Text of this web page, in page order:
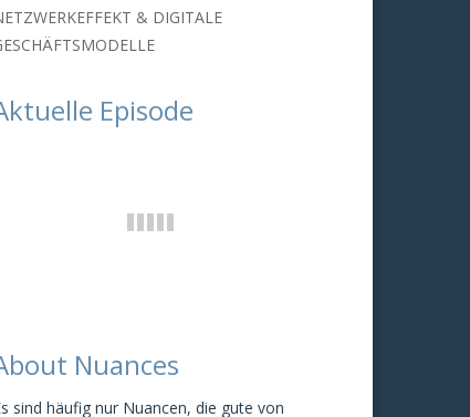
& DIGITALE
Episode
Nuances
sind häufig nur Nuancen, die gute von